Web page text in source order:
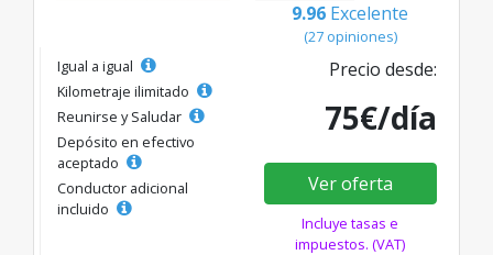
9.96 Excelente
(27 opiniones)
Igual a igual
Kilometraje ilimitado
Reunirse y Saludar
Depósito en efectivo
aceptado
Conductor adicional
incluido
Precio desde:
75€/día
Ver oferta
Incluye tasas e
impuestos. (VAT)